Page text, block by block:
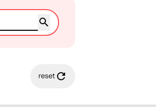
reset